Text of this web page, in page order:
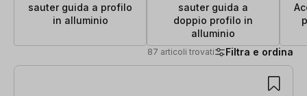
sauter guida a profilo
in alluminio
sauter guida a
doppio profilo in
alluminio
87 articoli trovati Filtra e ordina
87 articoli trovati